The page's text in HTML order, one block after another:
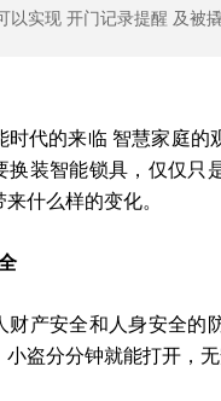
以实现 开门记录提醒 及被
的来临 智慧家庭的观
换装智能锁具，仅仅只
什么样的变化。
安全和人身安全的防
盗分分钟就能打开，无